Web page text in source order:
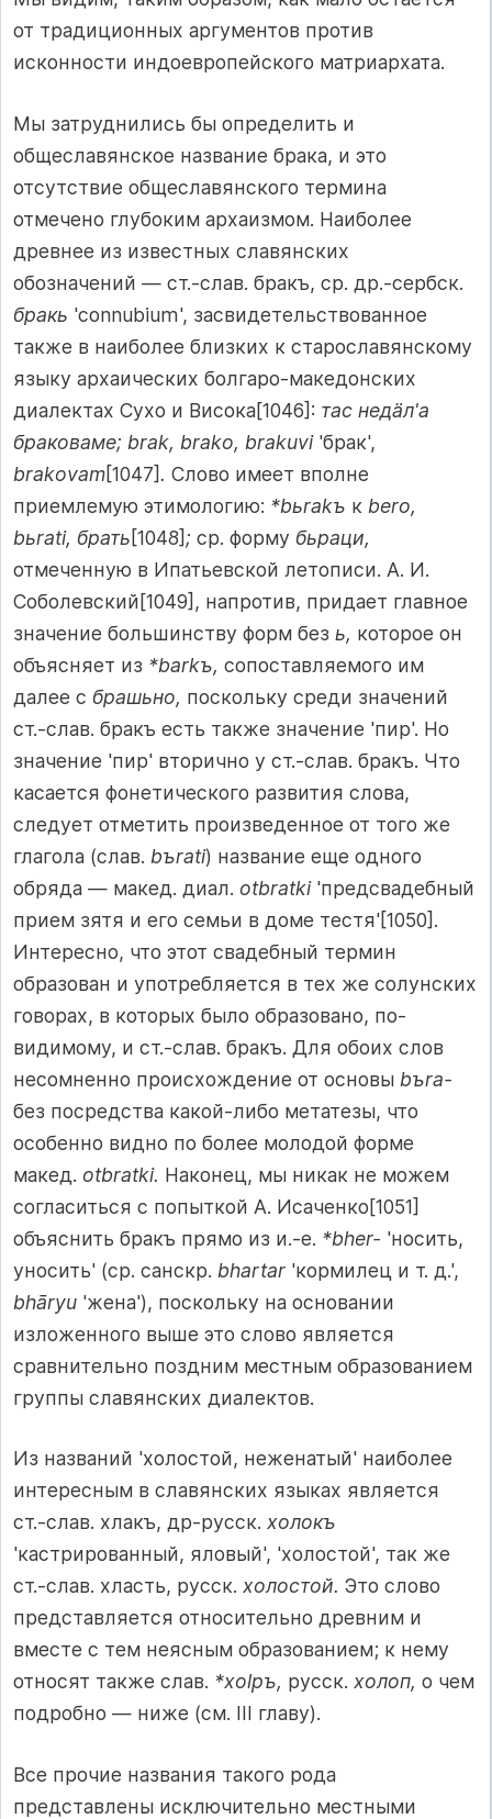
от традиционных аргументов против
исконности индоевропейского матриархата.
Мы затруднились бы определить и
общеславянское название брака, и это
отсутствие общеславянского термина
отмечено глубоким архаизмом. Наиболее
древнее из известных славянских
обозначений — ст.-слав. бракъ, ср. др.-сербск.
бракь 'connubium', засвидетельствованное
также в наиболее близких к старославянскому
языку архаических болгаро-македонских
диалектах Сухо и Висока[1046]: тас недäл'а
браковаме; brak, brako, brakuvi 'брак',
brakovam[1047]. Слово имеет вполне
приемлемую этимологию: *bьrakъ к bero,
bьrati, брать[1048]; ср. форму бьраци,
отмеченную в Ипатьевской летописи. А. И.
Соболевский[1049], напротив, придает главное
значение большинству форм без ь, которое он
объясняет из *barkъ, сопоставляемого им
далее с брашьно, поскольку среди значений
ст.-слав. бракъ есть также значение 'пир'. Но
значение 'пир' вторично у ст.-слав. бракъ. Что
касается фонетического развития слова,
следует отметить произведенное от того же
глагола (слав. bъrati) название еще одного
обряда — макед. диал. otbratki 'предсвадебный
прием зятя и его семьи в доме тестя'[1050].
Интересно, что этот свадебный термин
образован и употребляется в тех же солунских
говорах, в которых было образовано, по-
видимому, и ст.-слав. бракъ. Для обоих слов
несомненно происхождение от основы bъra-
без посредства какой-либо метатезы, что
особенно видно по более молодой форме
макед. otbratki. Наконец, мы никак не можем
согласиться с попыткой А. Исаченко[1051]
объяснить бракъ прямо из и.-е. *bher- 'носить,
уносить' (ср. санскр. bhartar 'кормилец и т. д.',
bhāryu 'жена'), поскольку на основании
изложенного выше это слово является
сравнительно поздним местным образованием
группы славянских диалектов.
Из названий 'холостой, неженатый' наиболее
интересным в славянских языках является
ст.-слав. хлакъ, др-русск. холокъ
'кастрированный, яловый', 'холостой', так же
ст.-слав. хласть, русск. холостой. Это слово
представляется относительно древним и
вместе с тем неясным образованием; к нему
относят также слав. *хоlpъ, русск. холоп, о чем
подробно — ниже (см. III главу).
Все прочие названия такого рода
представлены исключительно местными